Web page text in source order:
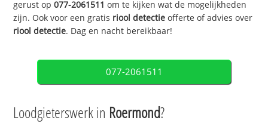
gerust op077-2061511 om te kijken wat de mogelijkheden
zijn. Ook voor een gratis riool detectie offerte of advies over
riool detectie. Dag en nacht bereikbaar!
077-2061511
Loodgieterswerk in Roermond?